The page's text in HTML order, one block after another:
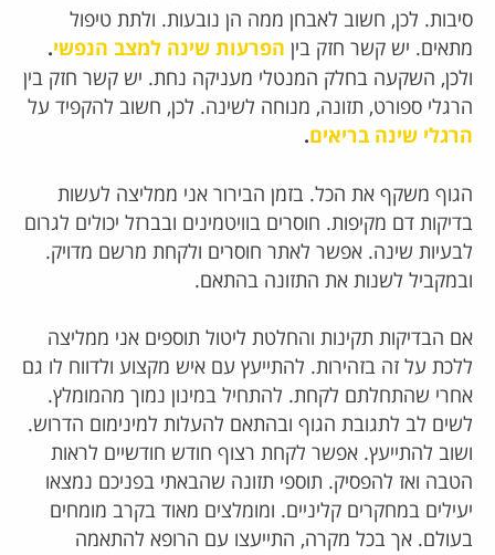
סיבות. לכן, חשוב לאבחן ממה הן נובעות. ולתת טיפול
מתאים. יש קשר חזק בין הפרעות שינה למצב הנפשי.
ולכן, השקעה בחלק המנטלי מעניקה נחת. יש קשר חזק בין
הרגלי ספורט, תזונה, מנוחה לשינה. לכן, חשוב להקפיד על
הרגלי שינה בריאים.
הגוף משקף את הכל. בזמן הבירור אני ממליצה לעשות
בדיקות דם מקיפות. חוסרים בוויטמינים ובברזל יכולים לגרום
לבעיות שינה. אפשר לאתר חוסרים ולקחת מרשם מדויק.
ובמקביל לשנות את התזונה בהתאם.
אם הבדיקות תקינות והחלטת ליטול תוספים אני ממליצה
ללכת על זה בזהירות. להתייעץ עם איש מקצוע ולדווח לו גם
אחרי שהתחלתם לקחת. להתחיל במינון נמוך מהמומלץ.
לשים לב לתגובת הגוף ובהתאם להעלות למינימום הדרוש.
ושוב להתייעץ. אפשר לקחת רצוף חודש חודשיים לראות
הטבה ואז להפסיק. תוספי תזונה שהבאתי בפניכם נמצאו
יעילים במחקרים קליניים. ומומלצים מאוד בקרב מומחים
בעולם. אך בכל מקרה, התייעצו עם הרופא להתאמה